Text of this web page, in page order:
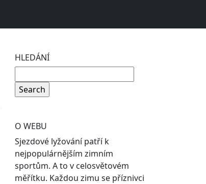
HLEDÁNÍ
O WEBU
Sjezdové lyžování patří k
nejpopulárnějším zimním
sportům. A to v celosvětovém
měřítku. Každou zimu se příznivci